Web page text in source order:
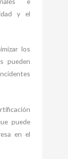
y el
los
pueden
puede
en el